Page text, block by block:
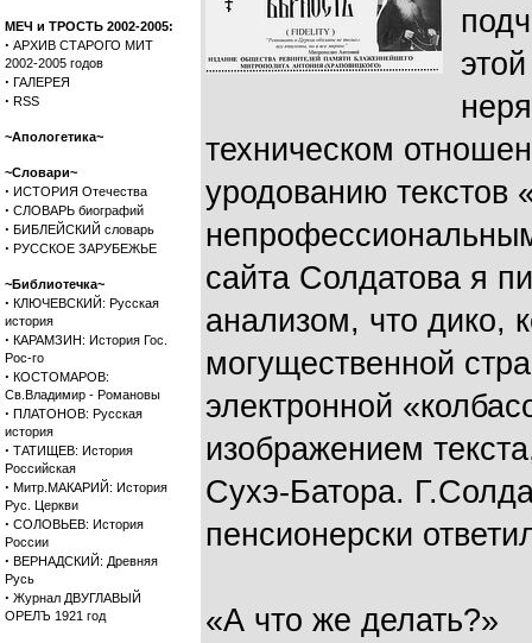
МЕЧ и ТРОСТЬ 2002-2005:
· АРХИВ СТАРОГО МИТ
2002-2005 годов
· ГАЛЕРЕЯ
· RSS
~Апологетика~
~Словари~
· ИСТОРИЯ Отечества
· СЛОВАРЬ биографий
· БИБЛЕЙСКИЙ словарь
· РУССКОЕ ЗАРУБЕЖЬЕ
~Библиотечка~
· КЛЮЧЕВСКИЙ: Русская
история
· КАРАМЗИН: История Гос.
Рос-го
· КОСТОМАРОВ:
Св.Владимир - Романовы
· ПЛАТОНОВ: Русская
история
· ТАТИЩЕВ: История
Российская
· Митр.МАКАРИЙ: История
Рус. Церкви
· СОЛОВЬЕВ: История
России
· ВЕРНАДСКИЙ: Древняя
Русь
· Журнал ДВУГЛАВЫЙ
ОРЕЛЪ 1921 год
техническом
уродованию текстов
сайта Солдатова я
анализом, что дико,
могущественной
электронной
изображением
Сухэ-Батора.
пенсионерски
«А что же делать?»